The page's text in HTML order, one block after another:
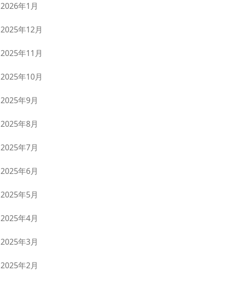
2026年1月
2025年12月
2025年11月
2025年10月
2025年9月
2025年8月
2025年7月
2025年6月
2025年5月
2025年4月
2025年3月
2025年2月